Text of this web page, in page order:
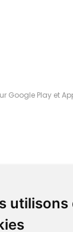
utilisons
Google Play et
chercher votre
(Fachon) ou